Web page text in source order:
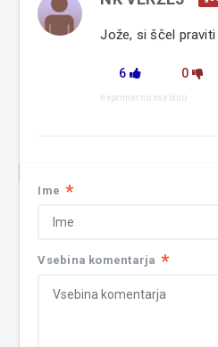
Jože, si ščel praviti
6 0
neprimerno vsebino
Ime *
Vsebina komentarja *